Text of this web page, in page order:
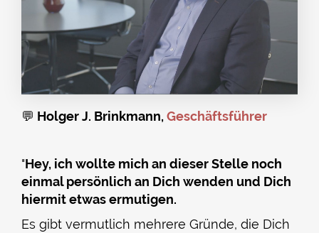
💬 Holger J. Brinkmann,Geschäftsführer
"Hey, ich wollte mich an dieser Stelle noch
einmal persönlich an Dich wenden und Dich
hiermit etwas ermutigen.
Es gibt vermutlich mehrere Gründe, die Dich